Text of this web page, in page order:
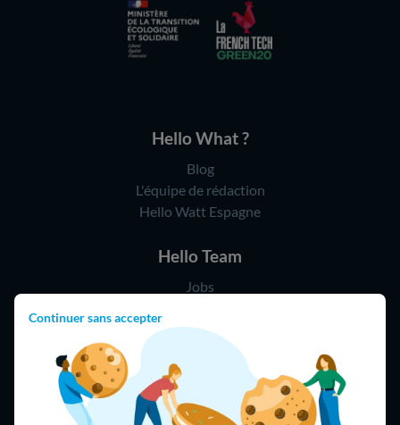
Continuer sans accepter
Hello What ?
Blog
L'équipe de rédaction
Hello Watt Espagne
Hello Team
Jobs
Rejoindre notre réseau d'artisans
Hello !
09 75 18 60 60
(8h-21h)